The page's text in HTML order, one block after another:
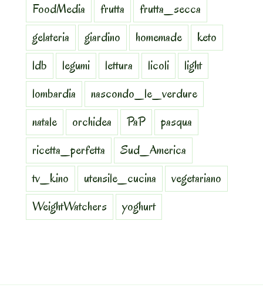
FoodMedia
frutta
frutta_secca
gelateria
giardino homemade
keto
ldb
legumi lettura licoli
light
lombardia
nascondo_le_verdure
natale
orchidea PaP
pasqua
ricetta_perfetta
Sud_America
tv_kino
utensile_cucina
vegetariano
WeightWatchers
yoghurt